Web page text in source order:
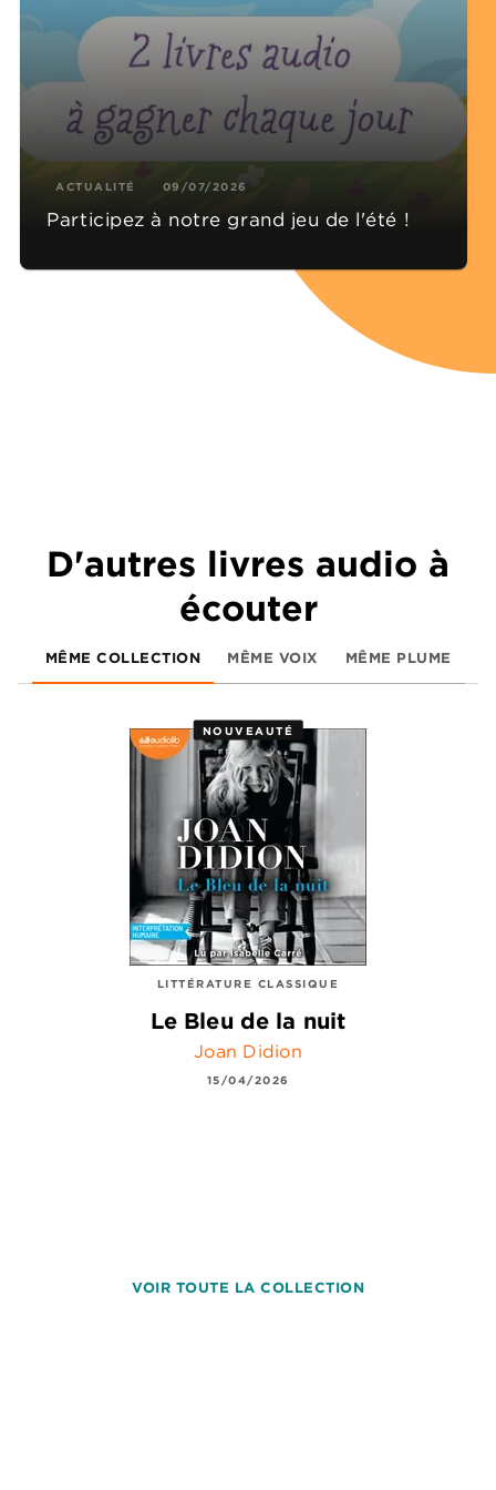
ACTUALITÉ 09/07/2026
Participez à notre grand jeu de l'été !
D'autres livres audio à
écouter
MÊME COLLECTION MÊME VOIX MÊME PLUME
NOUVEAUTÉ
LITTÉRATURE CLASSIQUE
Le Bleu de la nuit
Joan Didion
15/04/2026
VOIR TOUTE LA COLLECTION